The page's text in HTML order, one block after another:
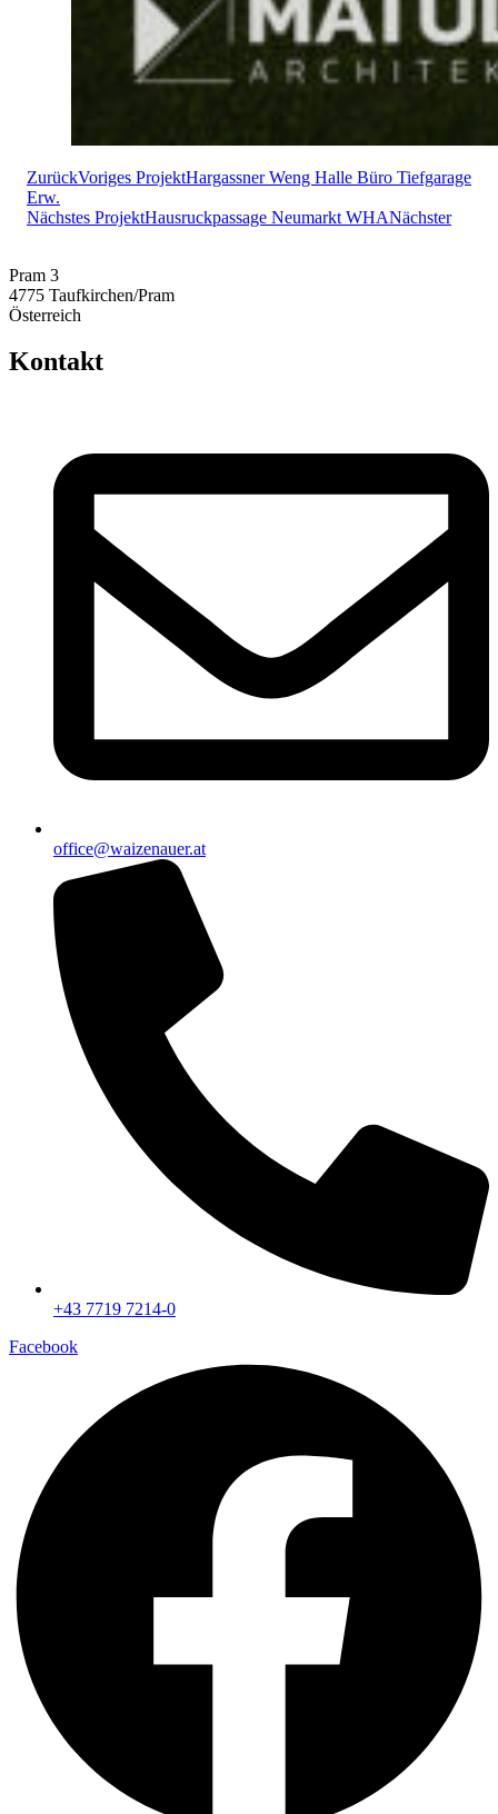
ZurückVoriges ProjektHargassner Weng Halle Büro Tiefgarage
Erw.
Nächstes ProjektHausruckpassage Neumarkt WHANächster
Pram 3
4775 Taufkirchen/Pram
Österreich
Kontakt
office@waizenauer.at
+43 7719 7214-0
Facebook